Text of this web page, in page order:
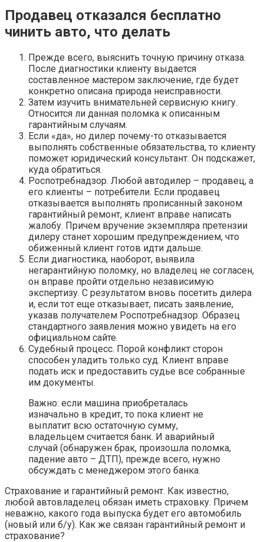
Продавец отказался бесплатно
чинить авто, что делать
Прежде всего, выяснить точную причину отказа.
После диагностики клиенту выдается
составленное мастером заключение, где будет
конкретно описана природа неисправности.
Затем изучить внимательней сервисную книгу.
Относится ли данная поломка к описанным
гарантийным случаям.
Если «да», но дилер почему-то отказывается
выполнять собственные обязательства, то клиенту
поможет юридический консультант. Он подскажет,
куда обратиться.
Роспотребнадзор. Любой автодилер – продавец, а
его клиенты – потребители. Если продавец
отказывается выполнять прописанный законом
гарантийный ремонт, клиент вправе написать
жалобу. Причем вручение экземпляра претензии
дилеру станет хорошим предупреждением, что
обиженный клиент готов идти дальше.
Если диагностика, наоборот, выявила
негарантийную поломку, но владелец не согласен,
он вправе пройти отдельно независимую
экспертизу. С результатом вновь посетить дилера
и, если тот еще отказывает, писать заявление,
указав получателем Роспотребнадзор. Образец
стандартного заявления можно увидеть на его
официальном сайте.
Судебный процесс. Порой конфликт сторон
способен уладить только суд. Клиент вправе
подать иск и предоставить судье все собранные
им документы.
Важно: если машина приобреталась
изначально в кредит, то пока клиент не
выплатит всю остаточную сумму,
владельцем считается банк. И аварийный
случай (обнаружен брак, произошла поломка,
падение авто – ДТП), прежде всего, нужно
обсуждать с менеджером этого банка.
Страхование и гарантийный ремонт. Как известно,
любой автовладелец обязан иметь страховку. Причем
неважно, какого года выпуска будет его автомобиль
(новый или б/у). Как же связан гарантийный ремонт и
страхование?